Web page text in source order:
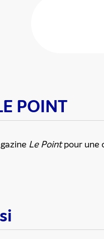
offre
POINT
Le Pointpour une